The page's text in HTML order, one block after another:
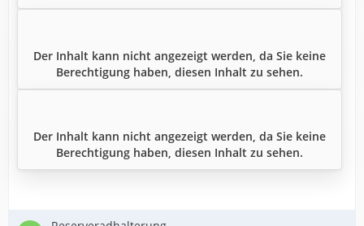
Der Inhalt kann nicht angezeigt werden, da Sie keine
Berechtigung haben, diesen Inhalt zu sehen.
Der Inhalt kann nicht angezeigt werden, da Sie keine
Berechtigung haben, diesen Inhalt zu sehen.